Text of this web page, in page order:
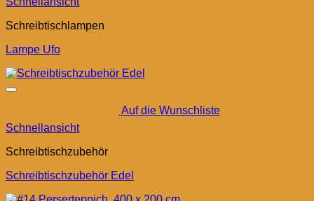
Schreibtischlampen
Lampe Ufo
Auf die Wunschliste
Schnellansicht
Schreibtischzubehör
Schreibtischzubehör Edel